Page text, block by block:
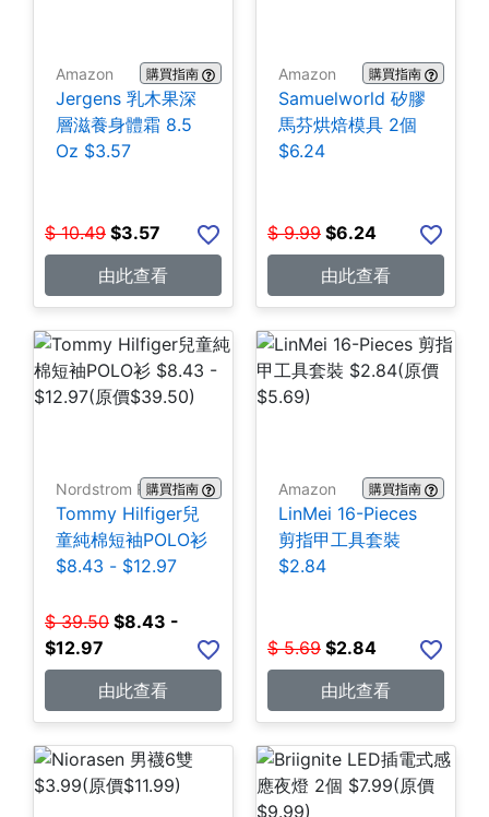
Amazon 購買指南
Jergens 乳木果深
層滋養身體霜 8.5
Oz $3.57
$ 10.49 $3.57
由此查看
Amazon 購買指南
Samuelworld 矽膠
馬芬烘焙模具 2個
$6.24
$ 9.99 $6.24
由此查看
Nordstrom Rack購買指南
Tommy Hilfiger兒
童純棉短袖POLO衫
$8.43 - $12.97
$ 39.50 $8.43 -
$12.97
由此查看
Amazon 購買指南
LinMei 16-Pieces
剪指甲工具套裝
$2.84
$ 5.69 $2.84
由此查看